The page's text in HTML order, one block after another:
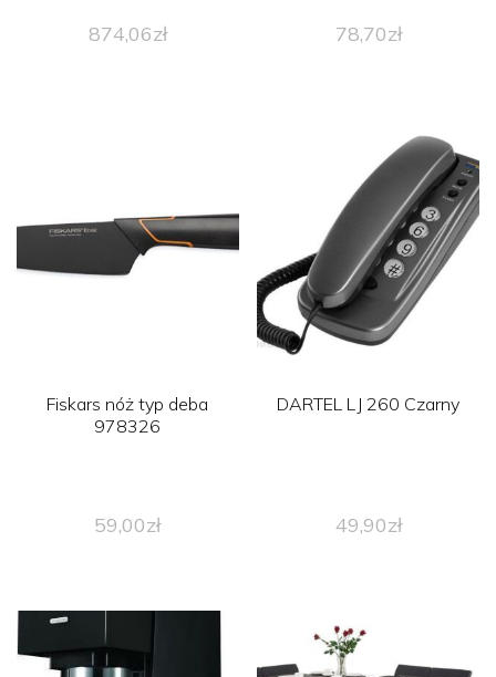
874,06zł 78,70zł
Fiskars nóż typ deba
978326
59,00zł
DARTEL LJ 260 Czarny
49,90zł